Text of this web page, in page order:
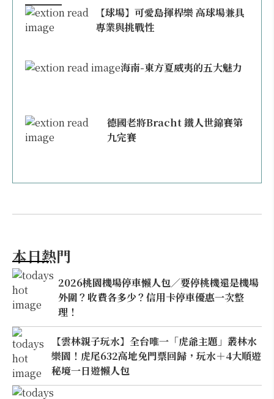
【球場】可愛島揮桿樂 高球場兼具
專業與挑戰性
海南-東方夏威夷的五大魅力
德國老將Bracht 鐵人世錦賽第
九完賽
本日熱門
2026桃園機場停車懶人包／要停桃機還是機場
外圍？收費各多少？信用卡停車優惠一次整
理！
【雲林親子玩水】全台唯一「虎爺主題」叢林水
樂園！虎尾632高地免門票回歸，玩水＋4大順遊
秘境一日遊懶人包